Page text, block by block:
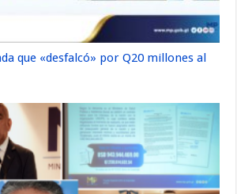
que «desfalcó» por Q20 millones al